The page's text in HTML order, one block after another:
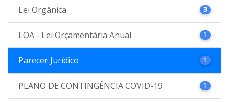
Lei Orgânica 3
LOA - Lei Orçamentária Anual 1
Parecer Jurídico 1
PLANO DE CONTINGÊNCIA COVID-19 1